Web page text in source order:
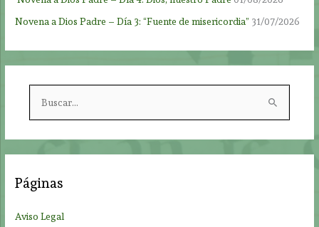
Novena a Dios Padre – Día 3: “Fuente de misericordia” 31/07/2026
r
Páginas
Aviso Legal